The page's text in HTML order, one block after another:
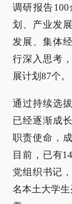
调研报告
划、产业发
发展、集体
行深入思考
展计划87个。
通过持续选
已经逐渐成
职责使命，
目前，已有
党组织书记
名本土大学